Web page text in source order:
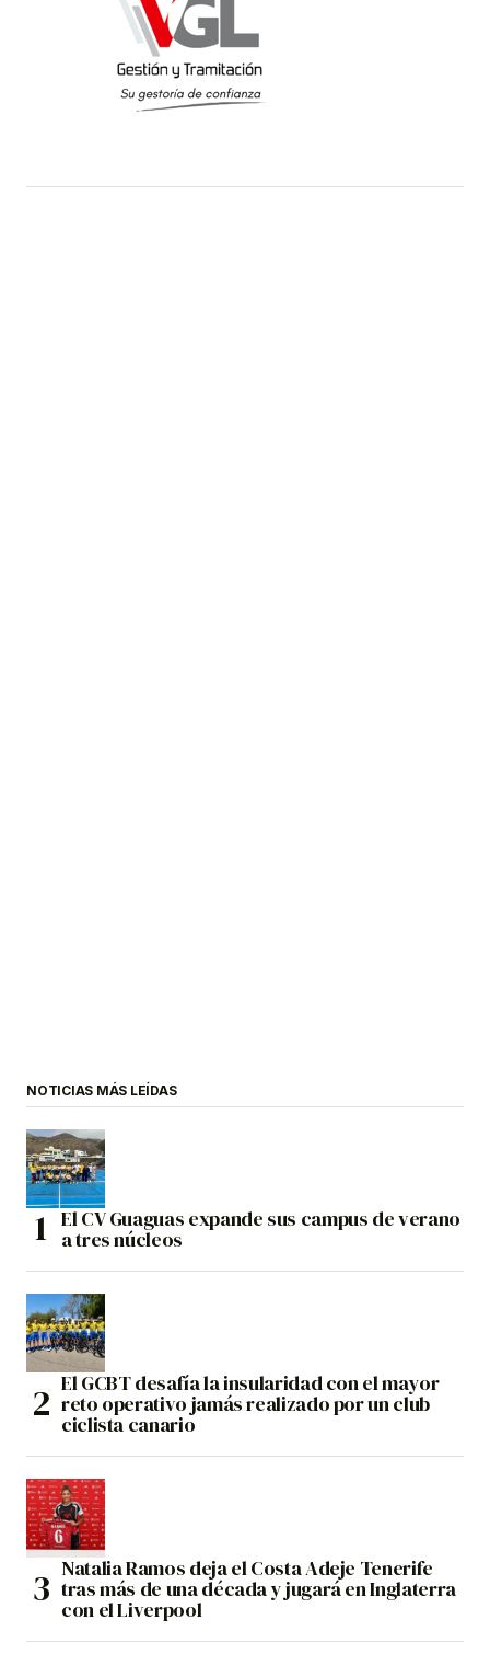
NOTICIAS MÁS LEÍDAS
El CV Guaguas expande sus campus de verano
a tres núcleos
El GCBT desafía la insularidad con el mayor
reto operativo jamás realizado por un club
ciclista canario
Natalia Ramos deja el Costa Adeje Tenerife
tras más de una década y jugará en Inglaterra
con el Liverpool